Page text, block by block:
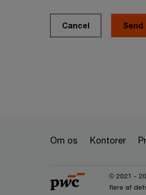
Cancel
Om os Kontorer
© 2021 -
flere af